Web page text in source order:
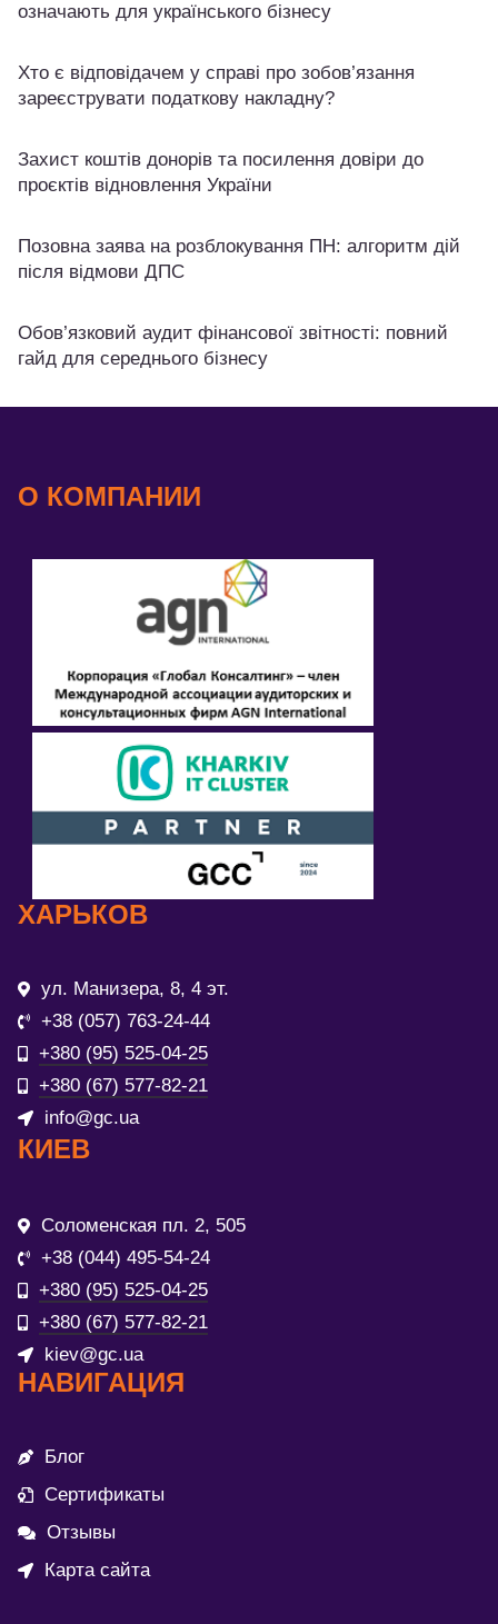
означають для українського бізнесу
Хто є відповідачем у справі про зобов’язання
зареєструвати податкову накладну?
Захист коштів донорів та посилення довіри до
проєктів відновлення України
Позовна заява на розблокування ПН: алгоритм дій
після відмови ДПС
Обов’язковий аудит фінансової звітності: повний
гайд для середнього бізнесу
О КОМПАНИИ
ХАРЬКОВ
ул. Манизера, 8, 4 эт.
+38 (057) 763-24-44
+380 (95) 525-04-25
+380 (67) 577-82-21
info@gc.ua
КИЕВ
Соломенская пл. 2, 505
+38 (044) 495-54-24
+380 (95) 525-04-25
+380 (67) 577-82-21
kiev@gc.ua
НАВИГАЦИЯ
Блог
Сертификаты
Отзывы
Карта сайта